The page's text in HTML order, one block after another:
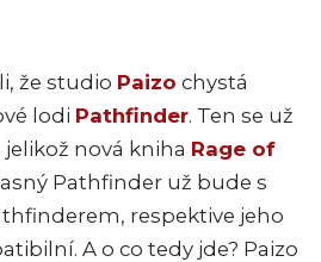
že studio Paizo chystá
lodi Pathfinder. Ten se už
nová kniha Rage of
Pathfinder už bude s
respektive jeho
A o co tedy jde? Paizo